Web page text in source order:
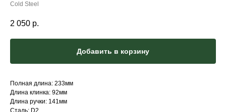
Cold Steel
2 050 р.
Добавить в корзину
Полная длина: 233мм
Длина клинка: 92мм
Длина ручки: 141мм